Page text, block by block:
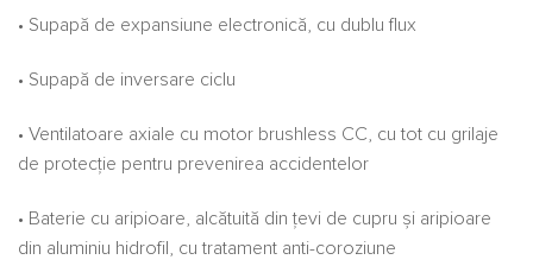
• Supapă de expansiune electronică, cu dublu flux
• Supapă de inversare ciclu
• Ventilatoare axiale cu motor brushless CC, cu tot cu grilaje
de protecție pentru prevenirea accidentelor
• Baterie cu aripioare, alcătuită din țevi de cupru și aripioare
din aluminiu hidrofil, cu tratament anti-coroziune